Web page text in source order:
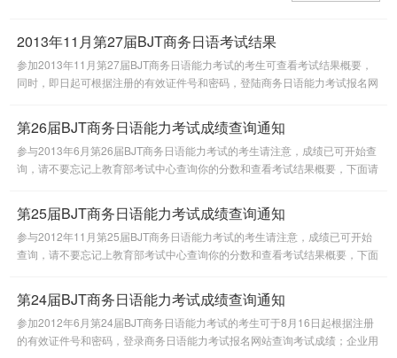
为大家一一来介绍啦！
2013年11月第27届BJT商务日语考试结果
参加2013年11月第27届BJT商务日语能力考试的考生可查看考试结果概要，
同时，即日起可根据注册的有效证件号和密码，登陆商务日语能力考试报名网
第26届BJT商务日语能力考试成绩查询通知
参与2013年6月第26届BJT商务日语能力考试的考生请注意，成绩已可开始查
询，请不要忘记上教育部考试中心查询你的分数和查看考试结果概要，下面请
第25届BJT商务日语能力考试成绩查询通知
参与2012年11月第25届BJT商务日语能力考试的考生请注意，成绩已可开始
查询，请不要忘记上教育部考试中心查询你的分数和查看考试结果概要，下面
第24届BJT商务日语能力考试成绩查询通知
参加2012年6月第24届BJT商务日语能力考试的考生可于8月16日起根据注册
的有效证件号和密码，登录商务日语能力考试报名网站查询考试成绩；企业用